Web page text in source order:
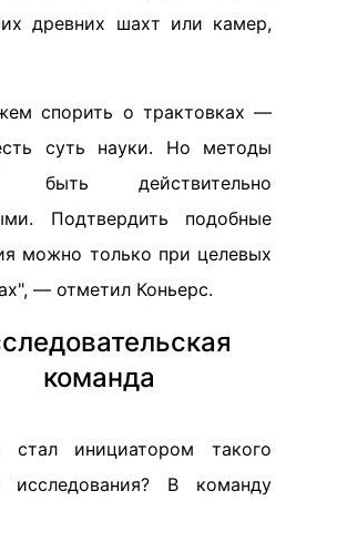
древних шахт или камер,
спорить о трактовках —
суть науки. Но методы
быть действительно
Подтвердить подобные
можно только при целевых
— отметил Коньерс.
команда
инициатором такого
исследования? В команду